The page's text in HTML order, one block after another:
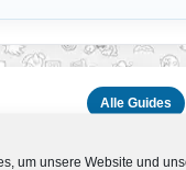
um unsere Website und
Alle Guides